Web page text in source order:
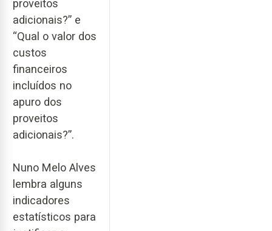
proveitos
adicionais?” e
“Qual o valor dos
custos
financeiros
incluídos no
apuro dos
proveitos
adicionais?”.
Nuno Melo Alves
lembra alguns
indicadores
estatísticos para